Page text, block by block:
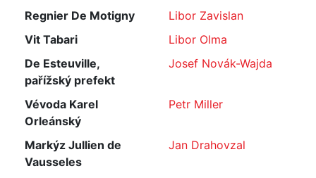
Regnier De Motigny
Libor Zavislan
Vit Tabari
Libor Olma
De Esteuville,
pařížský prefekt
Josef Novák-Wajda
Vévoda Karel
Orleánský
Petr Miller
Markýz Jullien de
Vausseles
Jan Drahovzal